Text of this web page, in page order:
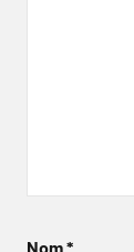
Nom*